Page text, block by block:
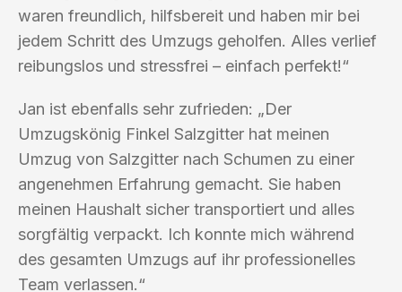
waren freundlich, hilfsbereit und haben mir bei
jedem Schritt des Umzugs geholfen. Alles verlief
reibungslos und stressfrei – einfach perfekt!“
Jan ist ebenfalls sehr zufrieden: „Der
Umzugskönig Finkel Salzgitter hat meinen
Umzug von Salzgitter nach Schumen zu einer
angenehmen Erfahrung gemacht. Sie haben
meinen Haushalt sicher transportiert und alles
sorgfältig verpackt. Ich konnte mich während
des gesamten Umzugs auf ihr professionelles
Team verlassen.“